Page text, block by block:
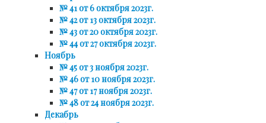
№ 41 от 6 октября 2023г.
№ 42 от 13 октября 2023г.
№ 43 от 20 октября 2023г.
№ 44 от 27 октября 2023г.
Ноябрь
№ 45 от 3 ноября 2023г.
№ 46 от 10 ноября 2023г.
№ 47 от 17 ноября 2023г.
№ 48 от 24 ноября 2023г.
Декабрь